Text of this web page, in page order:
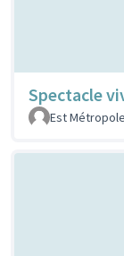
Spectacle
Est